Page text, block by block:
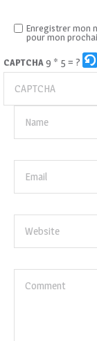
Enregistrer mon
pour mon
CAPTCHA9 * 5 = ?